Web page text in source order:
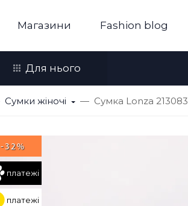
Магазини Fashion blog
Для нього
Сумки жіночі Сумка Lonza 213083
платежі
платежі
-32%